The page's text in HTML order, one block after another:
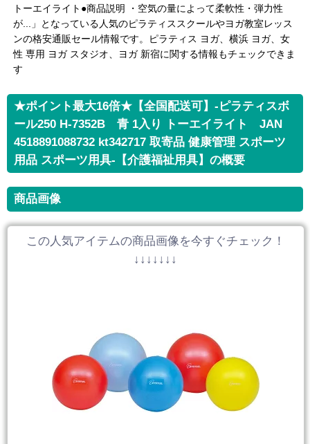
トーエイライト●商品説明 ・空気の量によって柔軟性・弾力性
が...」となっている人気のピラティススクールやヨガ教室レッス
ンの格安通販セール情報です。ピラティス ヨガ、横浜 ヨガ、女
性 専用 ヨガ スタジオ、ヨガ 新宿に関する情報もチェックできま
す
★ポイント最大16倍★【全国配送可】-ピラティスボ
ール250 H-7352B 青 1入り トーエイライト JAN
4518891088732 kt342717 取寄品 健康管理 スポーツ
用品 スポーツ用具-【介護福祉用具】の概要
商品画像
この人気アイテムの商品画像を今すぐチェック！
↓↓↓↓↓↓↓